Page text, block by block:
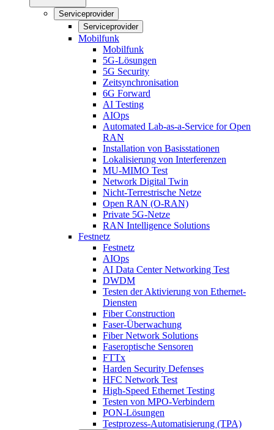
Serviceprovider
Serviceprovider
Mobilfunk
Mobilfunk
5G-Lösungen
5G Security
Zeitsynchronisation
6G Forward
AI Testing
AIOps
Automated Lab-as-a-Service for Open
RAN
Installation von Basisstationen
Lokalisierung von Interferenzen
MU-MIMO Test
Network Digital Twin
Nicht-Terrestrische Netze
Open RAN (O-RAN)
Private 5G-Netze
RAN Intelligence Solutions
Festnetz
Festnetz
AIOps
AI Data Center Networking Test
DWDM
Testen der Aktivierung von Ethernet-
Diensten
Fiber Construction
Faser-Überwachung
Fiber Network Solutions
Faseroptische Sensoren
FTTx
Harden Security Defenses
HFC Network Test
High-Speed Ethernet Testing
Testen von MPO-Verbindern
PON-Lösungen
Testprozess-Automatisierung (TPA)